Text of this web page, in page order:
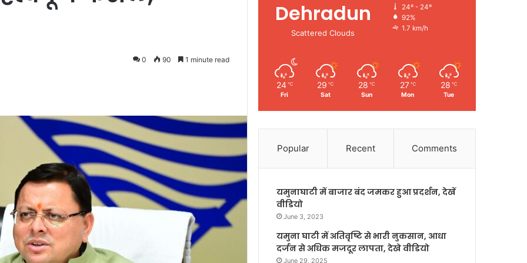
0 90 1 minute read
Dehradun
Scattered Clouds
24º - 24º
92%
1.7 km/h
24 ℃
Fri
29 ℃
Sat
28 ℃
Sun
27 ℃
Mon
28 ℃
Tue
Popular Recent Comments
यमुनाघाटी में बाजार बंद जमकर हुआ प्रदर्शन, देखें
वीडियो
June 3, 2023
यमुना घाटी में अतिवृष्टि से भारी नुकसान, आधा
दर्जन से अधिक मजदूर लापता, देखे वीडियो
June 29, 2025